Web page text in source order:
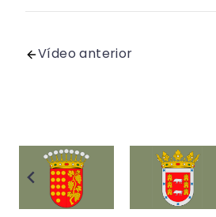
Vídeo anterior